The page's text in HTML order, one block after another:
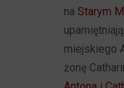
na Starym
miejskiego
żonę